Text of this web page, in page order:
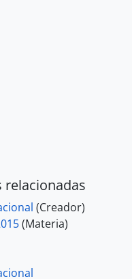
relacionadas
(Creador)
(Materia)